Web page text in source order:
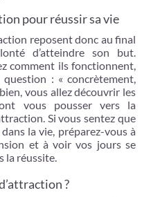
pour réussir sa vie
reposent donc au final
d’atteindre son but.
comment ils fonctionnent,
: « concrètement,
vous allez découvrir les
vous pousser vers la
Si vous sentez que
la vie, préparez-vous à
et à voir vos jours se
la réussite.
?